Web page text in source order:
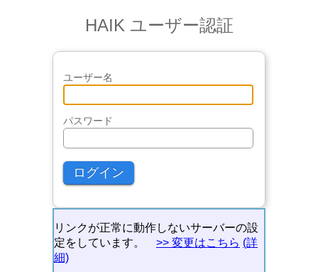
HAIK ユーザー認証
ユーザー名
パスワード
リンクが正常に動作しないサーバーの設
定をしています。 >> 変更はこちら (詳
細)